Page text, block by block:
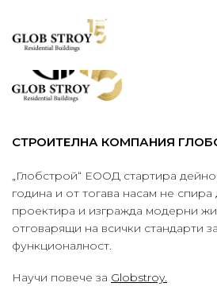
СТРОИТЕЛНА КОМПАНИЯ
„Глобстрой“ ЕООД стартира
година и от тогава насам не спира
проектира и изгражда модерни
отговарящи на всички стандарти
функционалност.
Научи повече за Globstroy.